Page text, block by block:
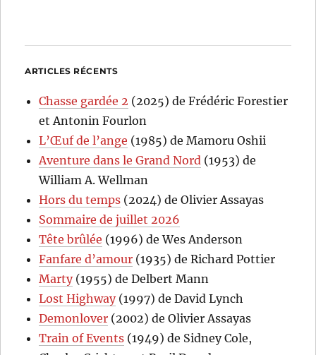
ARTICLES RÉCENTS
Chasse gardée 2 (2025) de Frédéric Forestier
et Antonin Fourlon
L’Œuf de l’ange (1985) de Mamoru Oshii
Aventure dans le Grand Nord (1953) de
William A. Wellman
Hors du temps (2024) de Olivier Assayas
Sommaire de juillet 2026
Tête brûlée (1996) de Wes Anderson
Fanfare d’amour (1935) de Richard Pottier
Marty(1955) de Delbert Mann
Lost Highway(1997) de David Lynch
Demonlover (2002) de Olivier Assayas
Train of Events (1949) de Sidney Cole,